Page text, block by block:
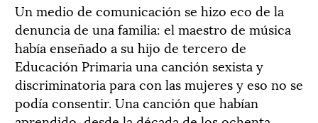
Un medio de comunicación se hizo eco de la
denuncia de una familia: el maestro de música
había enseñado a su hijo de tercero de
Educación Primaria una canción sexista y
discriminatoria para con las mujeres y eso no se
podía consentir. Una canción que habían